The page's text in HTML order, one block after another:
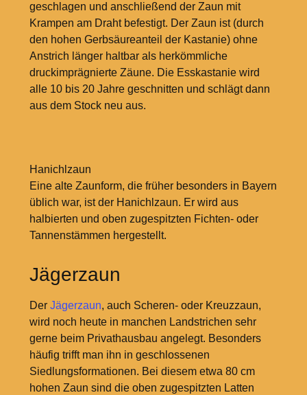
geschlagen und anschließend der Zaun mit
Krampen am Draht befestigt. Der Zaun ist (durch
den hohen Gerbsäureanteil der Kastanie) ohne
Anstrich länger haltbar als herkömmliche
druckimprägnierte Zäune. Die Esskastanie wird
alle 10 bis 20 Jahre geschnitten und schlägt dann
aus dem Stock neu aus.
Hanichlzaun
Eine alte Zaunform, die früher besonders in Bayern
üblich war, ist der Hanichlzaun. Er wird aus
halbierten und oben zugespitzten Fichten- oder
Tannenstämmen hergestellt.
Jägerzaun
Der Jägerzaun, auch Scheren- oder Kreuzzaun,
wird noch heute in manchen Landstrichen sehr
gerne beim Privathausbau angelegt. Besonders
häufig trifft man ihn in geschlossenen
Siedlungsformationen. Bei diesem etwa 80 cm
hohen Zaun sind die oben zugespitzten Latten